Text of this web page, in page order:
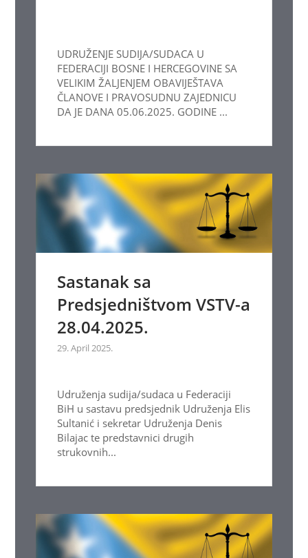
UDRUŽENJE SUDIJA/SUDACA U
FEDERACIJI BOSNE I HERCEGOVINE SA
VELIKIM ŽALJENJEM OBAVIJEŠTAVA
ČLANOVE I PRAVOSUDNU ZAJEDNICU
DA JE DANA 05.06.2025. GODINE ...
Sastanak sa
Predsjedništvom VSTV-a
28.04.2025.
29. April 2025.
Udruženja sudija/sudaca u Federaciji
BiH u sastavu predsjednik Udruženja Elis
Sultanić i sekretar Udruženja Denis
Bilajac te predstavnici drugih
strukovnih...